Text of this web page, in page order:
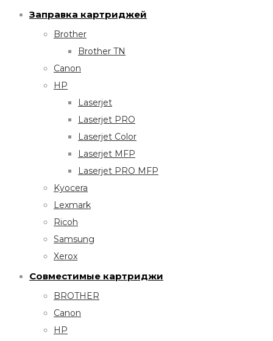
Заправка картриджей
Brother
Brother TN
Canon
HP
Laserjet
Laserjet PRO
Laserjet Color
Laserjet MFP
Laserjet PRO MFP
Kyocera
Lexmark
Ricoh
Samsung
Xerox
Совместимые картриджи
BROTHER
Canon
HP